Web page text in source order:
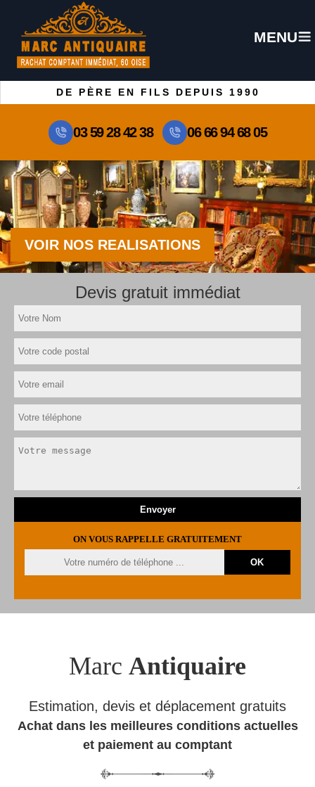
MENU
DE PÈRE EN FILS DEPUIS 1990
03 59 28 42 38 06 66 94 68 05
VOIR NOS REALISATIONS
Devis gratuit immédiat
ON VOUS RAPPELLE GRATUITEMENT
Marc Antiquaire
Estimation, devis et déplacement gratuits
Achat dans les meilleures conditions actuelles
et paiement au comptant